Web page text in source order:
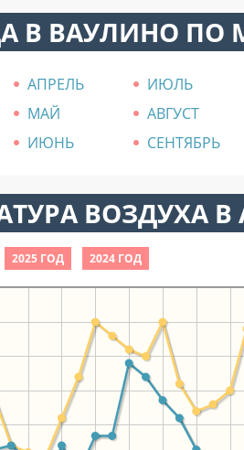
В ВАУЛИНО ПО
АПРЕЛЬ
ИЮЛЬ
МАЙ
АВГУСТ
ИЮНЬ СЕНТЯБРЬ
ВОЗДУХА В
2025 ГОД 2024 ГОД